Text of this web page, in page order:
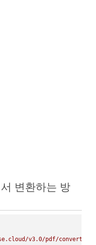
변환하는 방
v3.0/pdf/convert/